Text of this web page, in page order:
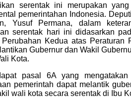
serentak ini merupakan
pemerintahan Indonesia.
Yusuf Permana, dalam
serentak hari ini didasarkan
Perubahan Kedua atas Peraturan
Gubernur dan Wakil
Kota.
pasal 6A yang
pemerintah dapat melantik
wali kota secara serentak di Ibu